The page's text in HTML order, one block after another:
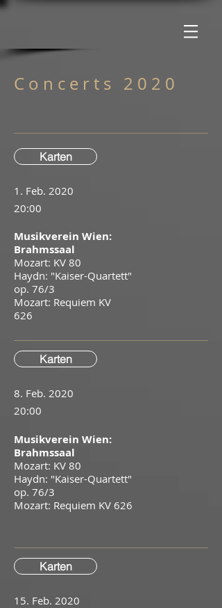
C o n c e r t s 2 0 2 0
Karten
1. Feb. 2020
20:00
Musikverein Wien:
Brahmssaal
Mozart: KV 80
Haydn: "Kaiser-Quartett"
op. 76/3
Mozart: Requiem KV
626
Karten
8. Feb. 2020
20:00
Musikverein Wien:
Brahmssaal
Mozart: KV 80
Haydn: "Kaiser-Quartett"
op. 76/3
Mozart: Requiem KV 626
Karten
15. Feb. 2020